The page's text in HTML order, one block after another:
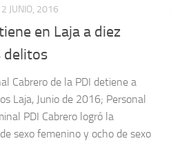
2 JUNIO, 2016
en Laja a diez
delitos
Cabrero de la PDI detiene a
Laja, Junio de 2016; Personal
PDI Cabrero logró la
sexo femenino y ocho de sexo